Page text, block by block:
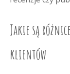
Jakie są
klientów